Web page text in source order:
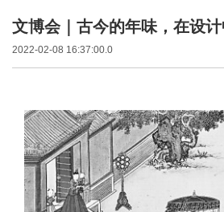
文博会｜古今的年味，在设
2022-02-08 16:37:00.0